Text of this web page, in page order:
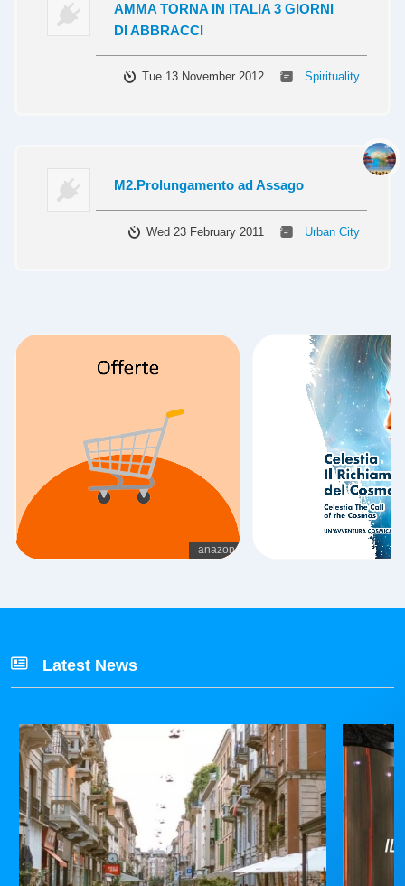
AMMA TORNA IN ITALIA 3 GIORNI
DI ABBRACCI
Tue 13 November 2012 Spirituality
M2.Prolungamento ad Assago
Wed 23 February 2011 Urban City
Latest News